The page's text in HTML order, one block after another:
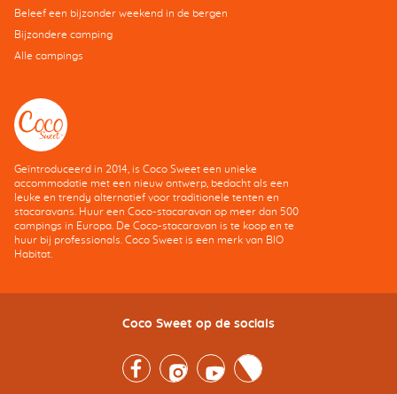
Beleef een bijzonder weekend in de bergen
Bijzondere camping
Alle campings
Geïntroduceerd in 2014, is Coco Sweet een unieke
accommodatie met een nieuw ontwerp, bedacht als een
leuke en trendy alternatief voor traditionele tenten en
stacaravans. Huur een Coco-stacaravan op meer dan 500
campings in Europa. De Coco-stacaravan is te koop en te
huur bij professionals. Coco Sweet is een merk van BIO
Habitat.
Coco Sweet op de socials
FacebookInstagramYoutubeTwitter